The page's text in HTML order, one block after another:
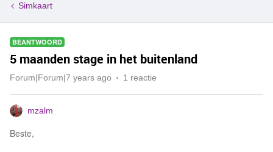
Simkaart
BEANTWOORD
5 maanden stage in het buitenland
Forum|Forum|7 years ago 1 reactie
mzalm
Beste,